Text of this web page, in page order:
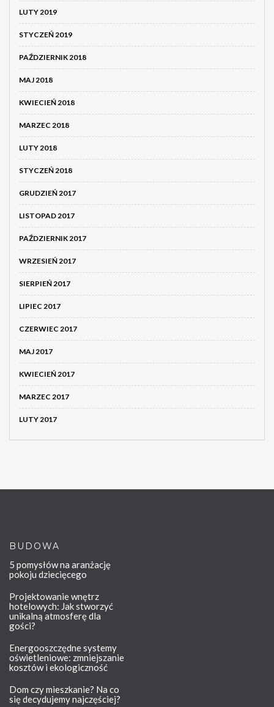
LUTY 2019
STYCZEŃ 2019
PAŹDZIERNIK 2018
MAJ 2018
KWIECIEŃ 2018
MARZEC 2018
LUTY 2018
STYCZEŃ 2018
GRUDZIEŃ 2017
LISTOPAD 2017
PAŹDZIERNIK 2017
WRZESIEŃ 2017
SIERPIEŃ 2017
LIPIEC 2017
CZERWIEC 2017
MAJ 2017
KWIECIEŃ 2017
MARZEC 2017
LUTY 2017
BUDOWA
5 pomysłów na aranżację
pokoju dziecięcego
Projektowanie wnętrz
hotelowych: Jak stworzyć
unikalną atmosferę dla
gości?
Energooszczędne systemy
oświetleniowe: zmniejszanie
kosztów i ekologiczność
Dom czy mieszkanie? Na co
się decydujemy najczęściej?